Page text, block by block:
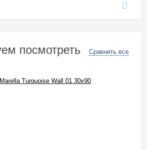
посмотреть Сравнить все
Turquoise Wall 01 30x90